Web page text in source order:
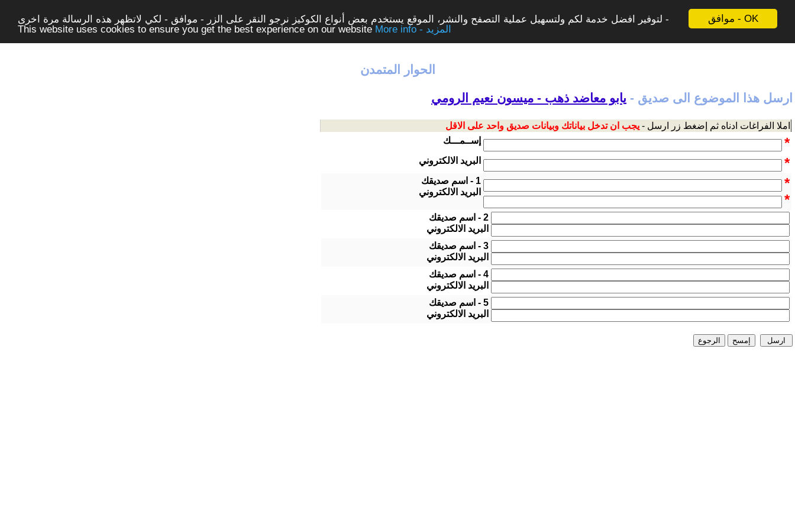
موافق - OK
لتوفير افضل خدمة لكم ولتسهيل عملية التصفح والنشر، الموقع يستخدم بعض أنواع الكوكيز نرجو النقر على الزر - موافق - لكي لاتظهر هذه الرسالة مرة اخرى -
This website uses cookies to ensure you get the best experience on our website
More info - المزيد
الحوار المتمدن
ارسل هذا الموضوع الى صديق - يابو معاضد ذهب - ميسون نعيم الرومي
املا الفراغات ادناه ثم إضغط زر ارسل - يجب ان تدخل بياناتك وبيانات صديق واحد على الاقل
* إســمـــك
* البريد الالكتروني
*
*
1 - اسم صديقك
البريد الالكتروني
2 - اسم صديقك
البريد الالكتروني
3 - اسم صديقك
البريد الالكتروني
4 - اسم صديقك
البريد الالكتروني
5 - اسم صديقك
البريد الالكتروني